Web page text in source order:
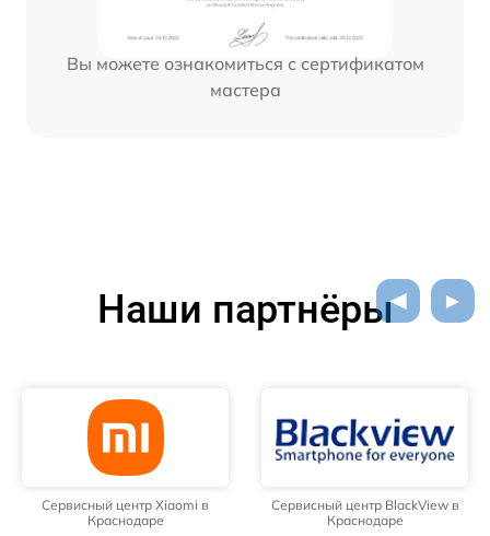
Вы можете ознакомиться с сертификатом
мастера
Наши партнёры
Сервисный центр Xiaomi в
Краснодаре
Сервисный центр BlackView в
Краснодаре